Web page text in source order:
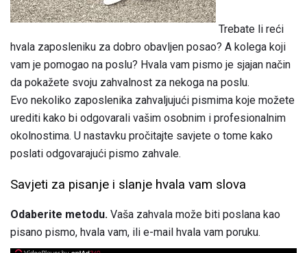
Trebate li reći
hvala zaposleniku za dobro obavljen posao? A kolega koji
vam je pomogao na poslu? Hvala vam pismo je sjajan način
da pokažete svoju zahvalnost za nekoga na poslu.
Evo nekoliko zaposlenika zahvaljujući pismima koje možete
urediti kako bi odgovarali vašim osobnim i profesionalnim
okolnostima. U nastavku pročitajte savjete o tome kako
poslati odgovarajući pismo zahvale.
Savjeti za pisanje i slanje hvala vam slova
Odaberite metodu. Vaša zahvala može biti poslana kao
pisano pismo, hvala vam, ili e-mail hvala vam poruku.